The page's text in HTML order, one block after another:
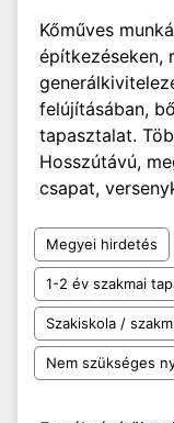
Kőműves
építkezéseken,
felújításában,
tapasztalat.
Hosszútávú,
csapat,
Megyei hirdetés
1-2 év szakmai
Szakiskola /
Nem szükséges